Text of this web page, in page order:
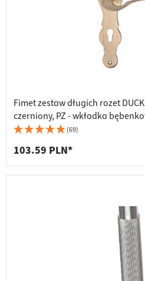
Fimet zestaw długich rozet
czerniony, PZ - wkładka
(69)
103.59 PLN*